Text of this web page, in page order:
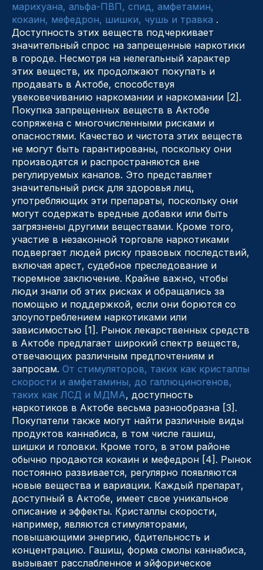
марихуана, альфа-ПВП, спид, амфетамин,
кокаин, мефедрон, шишки, чушь и травка .
Доступность этих веществ подчеркивает
значительный спрос на запрещенные наркотики
в городе. Несмотря на нелегальный характер
этих веществ, их продолжают покупать и
продавать в Актобе, способствуя
увековечиванию наркомании и наркомании [2].
Покупка запрещенных веществ в Актобе
сопряжена с многочисленными рисками и
опасностями. Качество и чистота этих веществ
не могут быть гарантированы, поскольку они
производятся и распространяются вне
регулируемых каналов. Это представляет
значительный риск для здоровья лиц,
употребляющих эти препараты, поскольку они
могут содержать вредные добавки или быть
загрязнены другими веществами. Кроме того,
участие в незаконной торговле наркотиками
подвергает людей риску правовых последствий,
включая арест, судебное преследование и
тюремное заключение. Крайне важно, чтобы
люди знали об этих рисках и обращались за
помощью и поддержкой, если они борются со
злоупотреблением наркотиками или
зависимостью [1]. Рынок лекарственных средств
в Актобе предлагает широкий спектр веществ,
отвечающих различным предпочтениям и
запросам. От стимуляторов, таких как кристаллы
скорости и амфетамины, до галлюциногенов,
таких как ЛСД и МДМА, доступность
наркотиков в Актобе весьма разнообразна [3].
Покупатели также могут найти различные виды
продуктов каннабиса, в том числе гашиш,
шишки и головки. Кроме того, в этом районе
обычно продаются кокаин и мефедрон [4]. Рынок
постоянно развивается, регулярно появляются
новые вещества и вариации. Каждый препарат,
доступный в Актобе, имеет свое уникальное
описание и эффекты. Кристаллы скорости,
например, являются стимуляторами,
повышающими энергию, бдительность и
концентрацию. Гашиш, форма смолы каннабиса,
вызывает расслабленное и эйфорическое